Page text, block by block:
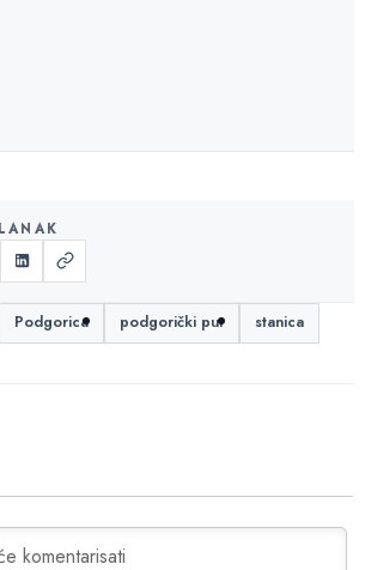
Podgorica podgorički put
stanica